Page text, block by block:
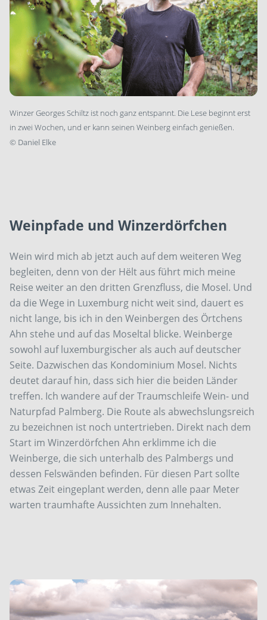
Winzer Georges Schiltz ist noch ganz entspannt. Die Lese beginnt erst
in zwei Wochen, und er kann seinen Weinberg einfach genießen.
© Daniel Elke
Weinpfade und Winzerdörfchen
Wein wird mich ab jetzt auch auf dem weiteren Weg
begleiten, denn von der Hëlt aus führt mich meine
Reise weiter an den dritten Grenzfluss, die Mosel. Und
da die Wege in Luxemburg nicht weit sind, dauert es
nicht lange, bis ich in den Weinbergen des Örtchens
Ahn stehe und auf das Moseltal blicke. Weinberge
sowohl auf luxemburgischer als auch auf deutscher
Seite. Dazwischen das Kondominium Mosel. Nichts
deutet darauf hin, dass sich hier die beiden Länder
treffen. Ich wandere auf der Traumschleife Wein- und
Naturpfad Palmberg. Die Route als abwechslungsreich
zu bezeichnen ist noch untertrieben. Direkt nach dem
Start im Winzerdörfchen Ahn erklimme ich die
Weinberge, die sich unterhalb des Palmbergs und
dessen Felswänden befinden. Für diesen Part sollte
etwas Zeit eingeplant werden, denn alle paar Meter
warten traumhafte Aussichten zum Innehalten.